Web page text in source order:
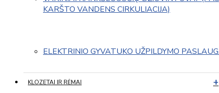
KARŠTO VANDENS CIRKULIACIJA)
ELEKTRINIO GYVATUKO UŽPILDYMO
KLOZETAI IR RĖMAI